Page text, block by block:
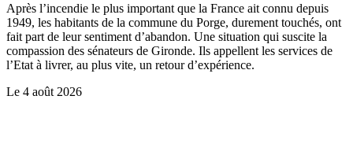
Après l’incendie le plus important que la France ait connu depuis
1949, les habitants de la commune du Porge, durement touchés, ont
fait part de leur sentiment d’abandon. Une situation qui suscite la
compassion des sénateurs de Gironde. Ils appellent les services de
l’Etat à livrer, au plus vite, un retour d’expérience.
Le 4 août 2026